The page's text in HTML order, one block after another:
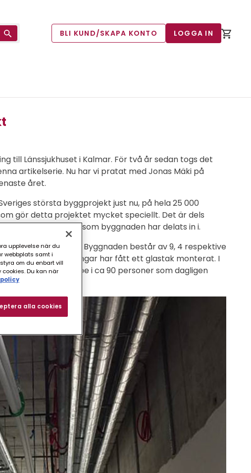
BLI KUND/SKAPA KONTO LOGGA IN
till Länssjukhuset i Kalmar. För två år sedan togs det
artikelserie. Nu har vi pratat med Jonas Mäki på
året.
största byggprojekt just nu, på hela 25 000
gör detta projektet mycket speciellt. Det är dels
i de olika zonerna som byggnaden har delats in i.
upp ovanför mark. Byggnaden består av 9, 4 respektive
som är på 8 våningar har fått ett glastak monterat. I
men nu är det uppe i ca 90 personer som dagligen
upplevelse när du
webbplats samt i
om du enbart vill
Du kan när
alla cookies